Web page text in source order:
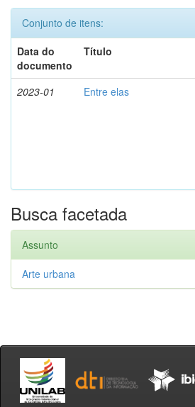
Conjunto de itens:
Data do
documento
Título
2023-01 Entre elas
Busca facetada
Assunto
Arte urbana